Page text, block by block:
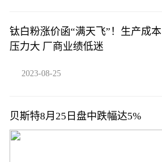
钛白粉涨价函“满天飞”！生产成本
压力大 厂商业绩低迷
2023-08-25
贝斯特8月25日盘中跌幅达5%